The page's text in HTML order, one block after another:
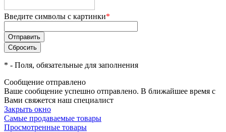
Введите символы с картинки*
* - Поля, обязательные для заполнения
Сообщение отправлено
Ваше сообщение успешно отправлено. В ближайшее время с
Вами свяжется наш специалист
Закрыть окно
Самые продаваемые товары
Просмотренные товары